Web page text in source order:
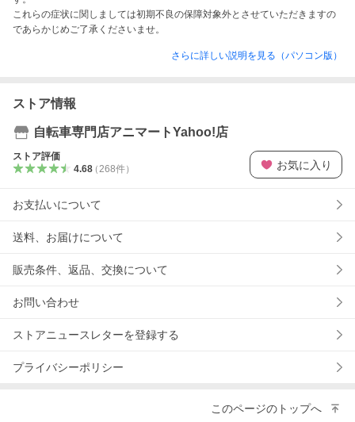
これらの症状に関しましては初期不良の保障対象外とさせていただきますの
さらに詳しい説明を見る（パソコン版）
ストア情報
自転車専門店アニマートYahoo!店
ストア評価
4.68（ 268件） お気に入り
お支払いについて
送料、お届けについて
販売条件、返品、交換について
お問い合わせ
ストアニュースレターを登録する
プライバシーポリシー
このページのトップへ